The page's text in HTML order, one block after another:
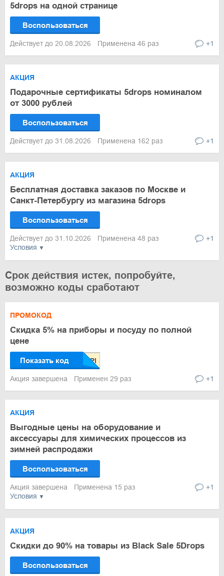
5drops на одной странице
Воспользоваться
Действует до 20.08.2026 Применена 46 раз +1
АКЦИЯ
Подарочные сертификаты 5drops номиналом
от 3000 рублей
Воспользоваться
Действует до 31.08.2026 Применена 162 раз +1
Условия
АКЦИЯ
Бесплатная доставка заказов по Москве и
Санкт-Петербургу из магазина 5drops
Воспользоваться
Действует до 31.10.2026 Применена 48 раз +1
Срок действия истек, попробуйте,
возможно коды сработают
ПРОМОКОД
Скидка 5% на приборы и посуду по полной
цене
Показать код
Акция завершена Применен 29 раз +1
Условия
АКЦИЯ
Выгодные цены на оборудование и
аксессуары для химических процессов из
зимней распродажи
Воспользоваться
Акция завершена Применена 15 раз +1
АКЦИЯ
Скидки до 90% на товары из Black Sale 5Drops
Воспользоваться